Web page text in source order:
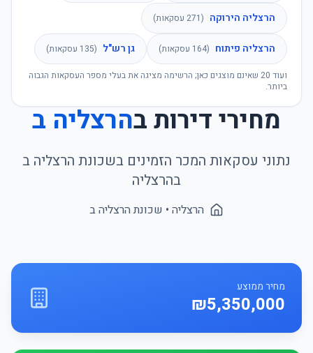
הרצליה הירוקה (
271 עסקאות)
הרצליה פיתוח (
164 עסקאות) גן רש"ל (
135 עסקאות)
ועוד 20 שאינם מוצגים כאן; הרשימה מציגה את בעלי מספר העסקאות הגבוה
ביותר.
מחירי דירות בהרצליה ב
נתוני עסקאות המכר הזמינים בשכונת הרצליה ב
בהרצליה
הרצליה • שכונת הרצליה ב
מחיר ממוצע
₪5,350,000